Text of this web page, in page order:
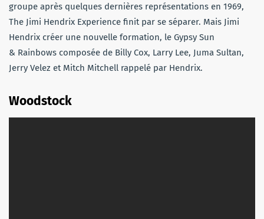
groupe après quelques dernières représentations en 1969,
The Jimi Hendrix Experience finit par se séparer. Mais Jimi
Hendrix créer une nouvelle formation, le Gypsy Sun
& Rainbows composée de Billy Cox, Larry Lee, Juma Sultan,
Jerry Velez et Mitch Mitchell rappelé par Hendrix.
Woodstock